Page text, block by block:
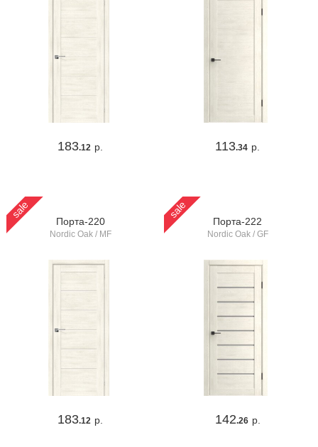
183.12 р. 113.34 р.
sale
Порта-220
Nordic Oak / MF
183.12 р.
sale
Порта-222
Nordic Oak / GF
142.26 р.